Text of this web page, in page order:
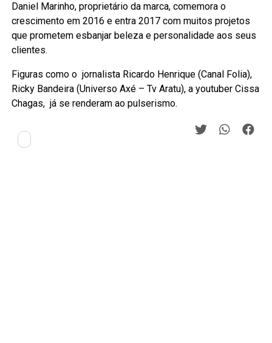
Daniel Marinho, proprietário da marca, comemora o
crescimento em 2016 e entra 2017 com muitos projetos
que prometem esbanjar beleza e personalidade aos seus
clientes.
Figuras como o jornalista Ricardo Henrique (Canal Folia),
Ricky Bandeira (Universo Axé – Tv Aratu), a youtuber Cissa
Chagas, já se renderam ao pulserismo.